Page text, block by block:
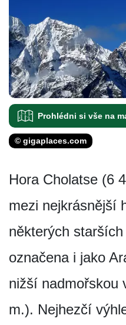
Prohlédni si vše na
© gigaplaces.com
Hora Cholatse (6
mezi nejkrásnější
některých
označena i jako
nižší nadmořskou
m.). Nejhezčí